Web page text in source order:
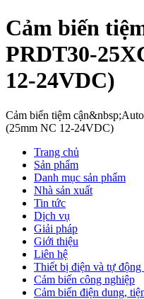
Cảm biến
PRDT30-
12-24VDC)
Cảm biến tiệm
(25mm NC 12-24VDC)
Trang chủ
Sản phẩm
Danh mục sản phẩm
Nhà sản xuất
Tin tức
Dịch vụ
Giải pháp
Giới thiệu
Liên hệ
Thiết bị điện và tự động
Cảm biến công nghiệp
Cảm biến điện dung,